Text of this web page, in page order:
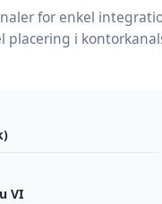
for enkel
placering i
VI